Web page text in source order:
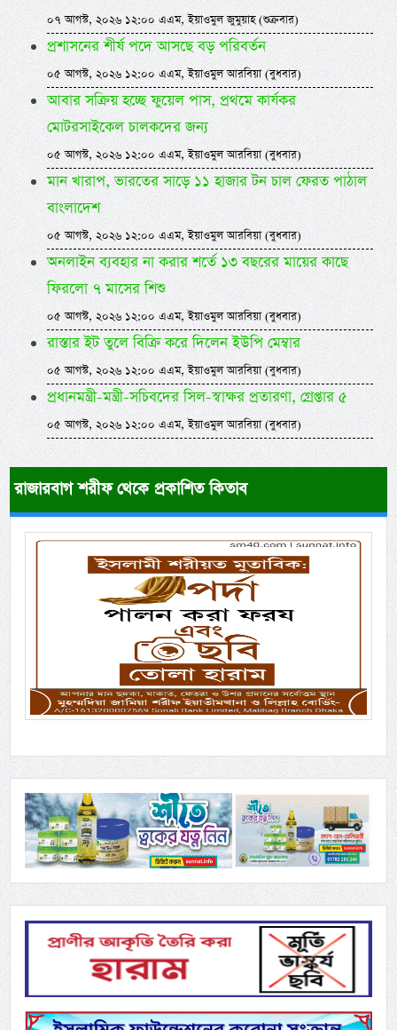
০৭ আগস্ট, ২০২৬ ১২:০০ এএম, ইয়াওমুল জুমুয়াহ (শুক্রবার)
প্রশাসনের শীর্ষ পদে আসছে বড় পরিবর্তন
০৫ আগস্ট, ২০২৬ ১২:০০ এএম, ইয়াওমুল আরবিয়া (বুধবার)
আবার সক্রিয় হচ্ছে ফুয়েল পাস, প্রথমে কার্যকর
মোটরসাইকেল চালকদের জন্য
০৫ আগস্ট, ২০২৬ ১২:০০ এএম, ইয়াওমুল আরবিয়া (বুধবার)
মান খারাপ, ভারতের সাড়ে ১১ হাজার টন চাল ফেরত পাঠাল
বাংলাদেশ
০৫ আগস্ট, ২০২৬ ১২:০০ এএম, ইয়াওমুল আরবিয়া (বুধবার)
অনলাইন ব্যবহার না করার শর্তে ১৩ বছরের মায়ের কাছে
ফিরলো ৭ মাসের শিশু
০৫ আগস্ট, ২০২৬ ১২:০০ এএম, ইয়াওমুল আরবিয়া (বুধবার)
রাস্তার ইট তুলে বিক্রি করে দিলেন ইউপি মেম্বার
০৫ আগস্ট, ২০২৬ ১২:০০ এএম, ইয়াওমুল আরবিয়া (বুধবার)
প্রধানমন্ত্রী-মন্ত্রী-সচিবদের সিল-স্বাক্ষর প্রতারণা, গ্রেপ্তার ৫
০৫ আগস্ট, ২০২৬ ১২:০০ এএম, ইয়াওমুল আরবিয়া (বুধবার)
রাজারবাগ শরীফ থেকে প্রকাশিত কিতাব